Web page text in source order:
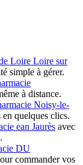
Loire Loire sur
simple à gérer.
à distance.
Noisy-le-
quelques clics.
ean Jaurès avec
DU
commander vos